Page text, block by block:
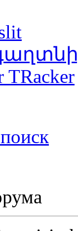
TRacker